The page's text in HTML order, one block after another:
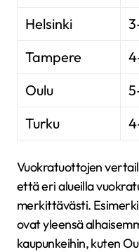
Helsinki
Tampere
Oulu
Turku
Vuokratuottojen
että eri alueilla
merkittävästi.
ovat yleensä
kaupunkeihin, kuten